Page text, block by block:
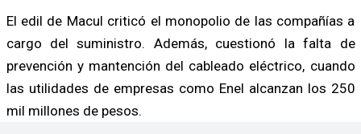
El edil de Macul criticó el monopolio de las compañías a
cargo del suministro. Además, cuestionó la falta de
prevención y mantención del cableado eléctrico, cuando
las utilidades de empresas como Enel alcanzan los 250
mil millones de pesos.